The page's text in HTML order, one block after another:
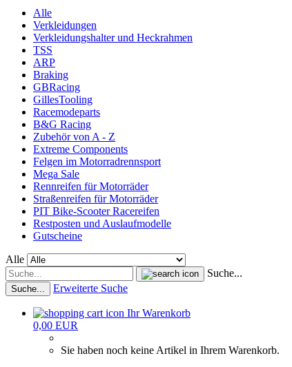
Alle
Verkleidungen
Verkleidungshalter und Heckrahmen
TSS
ARP
Braking
GBRacing
GillesTooling
Racemodeparts
B&G Racing
Zubehör von A - Z
Extreme Components
Felgen im Motorradrennsport
Mega Sale
Rennreifen für Motorräder
Straßenreifen für Motorräder
PIT Bike-Scooter Racereifen
Restposten und Auslaufmodelle
Gutscheine
Alle
Suche...
Suche... Erweiterte Suche
Ihr Warenkorb
0,00 EUR
Sie haben noch keine Artikel in Ihrem Warenkorb.